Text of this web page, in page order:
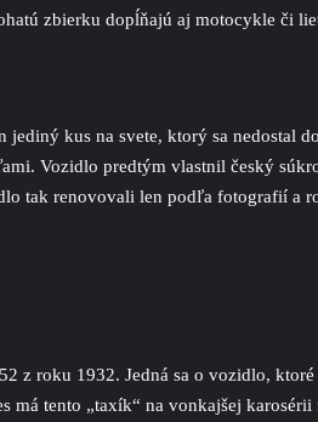
zbierku dopĺňajú aj motocykle či
kus na svete, ktorý sa nedostal
Vozidlo predtým vlastnil český
tak renovovali len podľa fotografií a
z roku 1932. Jedná sa o vozidlo,
tento „taxík“ na vonkajšej